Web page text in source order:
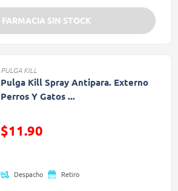
FARMACIA SIN STOCK
PULGA KILL
Pulga Kill Spray Antipara. Externo
Perros Y Gatos ...
Precio reducido de
$11.90
Despacho Retiro